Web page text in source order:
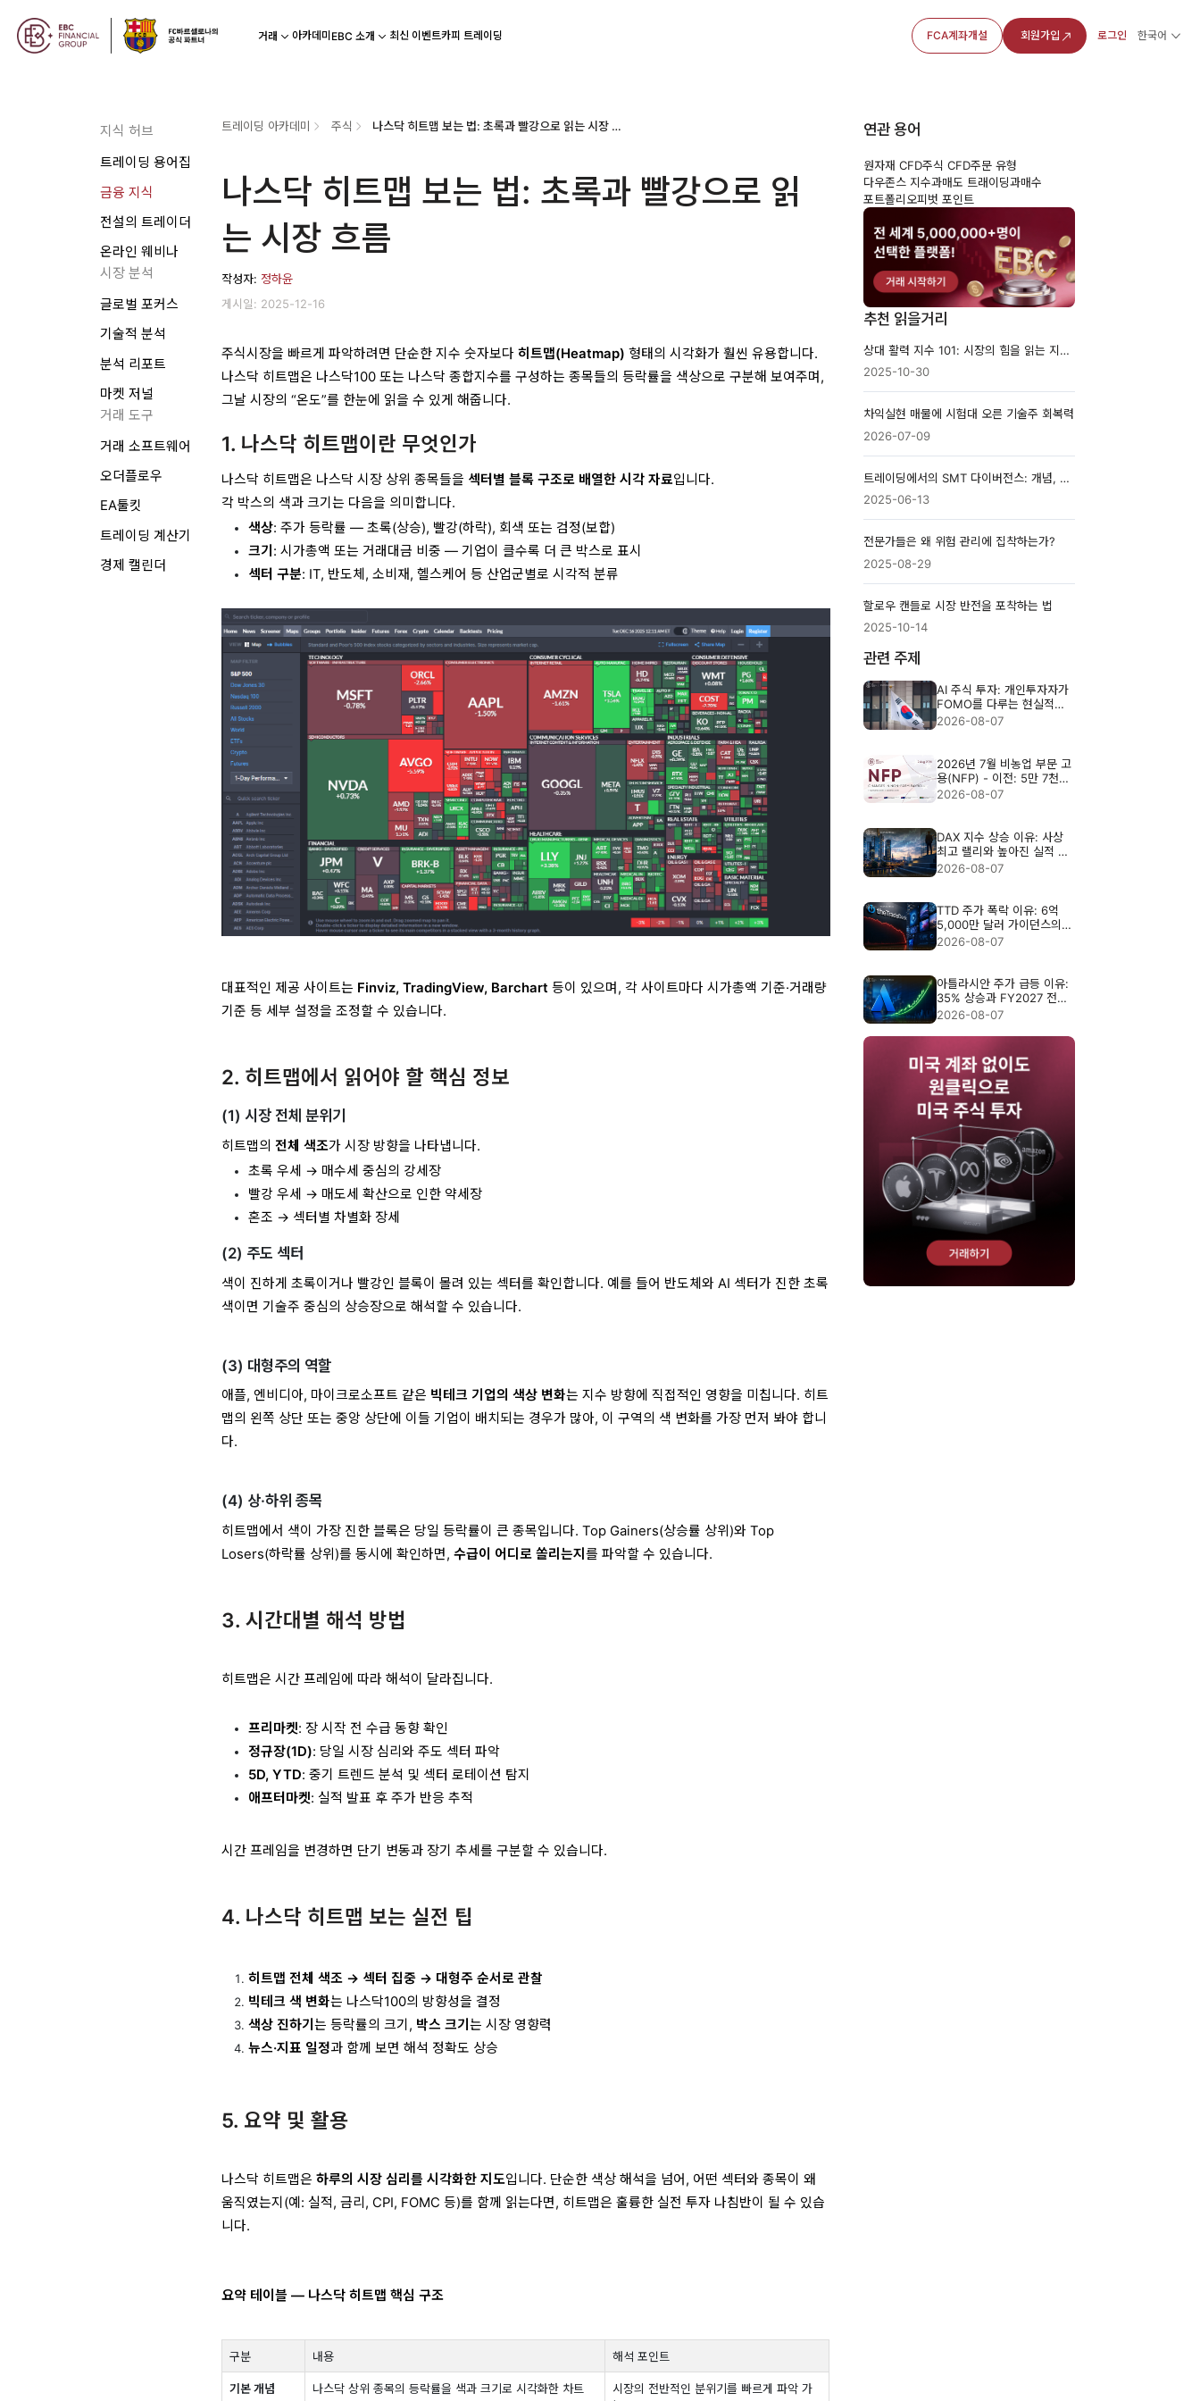
거래 아카데미 EBC 소개 최신 이벤트카피 트레이딩 FCA계좌개설 회원가입 로그인 한국어
지식 허브
트레이딩 용어집
금융 지식
전설의 트레이더
온라인 웨비나
시장 분석
글로벌 포커스
기술적 분석
분석 리포트
마켓 저널
거래 도구
거래 소프트웨어
오더플로우
EA툴킷
트레이딩 계산기
경제 캘린더
트레이딩 아카데미 주식 나스닥 히트맵 보는 법: 초록과 빨강으로 읽는 시장 흐름
나스닥 히트맵 보는 법: 초록과 빨강으로 읽
는 시장 흐름
작성자: 정하윤
게시일: 2025-12-16
주식시장을 빠르게 파악하려면 단순한 지수 숫자보다히트맵(Heatmap) 형태의 시각화가 훨씬 유용합니다.
나스닥 히트맵은 나스닥100 또는 나스닥 종합지수를 구성하는 종목들의 등락률을 색상으로 구분해 보여주며,
그날 시장의 “온도”를 한눈에 읽을 수 있게 해줍니다.
1. 나스닥 히트맵이란 무엇인가
나스닥 히트맵은 나스닥 시장 상위 종목들을 섹터별 블록 구조로 배열한 시각 자료입니다.
각 박스의 색과 크기는 다음을 의미합니다.
색상: 주가 등락률 — 초록(상승), 빨강(하락), 회색 또는 검정(보합)
크기 : 시가총액 또는 거래대금 비중 — 기업이 클수록 더 큰 박스로 표시
섹터 구분: IT, 반도체, 소비재, 헬스케어 등 산업군별로 시각적 분류
대표적인 제공 사이트는 Finviz, TradingView, Barchart 등이 있으며, 각 사이트마다 시가총액 기준·거래량
기준 등 세부 설정을 조정할 수 있습니다.
2. 히트맵에서 읽어야 할 핵심 정보
(1) 시장 전체 분위기
히트맵의전체 색조가 시장 방향을 나타냅니다.
초록 우세 → 매수세 중심의 강세장
빨강 우세 → 매도세 확산으로 인한 약세장
혼조 → 섹터별 차별화 장세
(2) 주도 섹터
색이 진하게 초록이거나 빨강인 블록이 몰려 있는 섹터를 확인합니다. 예를 들어 반도체와 AI 섹터가 진한 초록
색이면 기술주 중심의 상승장으로 해석할 수 있습니다.
(3) 대형주의 역할
애플, 엔비디아, 마이크로소프트 같은 빅테크 기업의 색상 변화는 지수 방향에 직접적인 영향을 미칩니다. 히트
맵의 왼쪽 상단 또는 중앙 상단에 이들 기업이 배치되는 경우가 많아, 이 구역의 색 변화를 가장 먼저 봐야 합니
다.
(4) 상·하위 종목
히트맵에서 색이 가장 진한 블록은 당일 등락률이 큰 종목입니다. Top Gainers(상승률 상위)와 Top
Losers(하락률 상위)를 동시에 확인하면,수급이 어디로 쏠리는지를 파악할 수 있습니다.
3. 시간대별 해석 방법
히트맵은 시간 프레임에 따라 해석이 달라집니다.
프리마켓: 장 시작 전 수급 동향 확인
정규장(1D): 당일 시장 심리와 주도 섹터 파악
5D, YTD: 중기 트렌드 분석 및 섹터 로테이션 탐지
애프터마켓: 실적 발표 후 주가 반응 추적
시간 프레임을 변경하면 단기 변동과 장기 추세를 구분할 수 있습니다.
4. 나스닥 히트맵 보는 실전 팁
히트맵 전체 색조 → 섹터 집중 → 대형주 순서로 관찰
빅테크 색 변화는 나스닥100의 방향성을 결정
색상 진하기는 등락률의 크기, 박스 크기는 시장 영향력
뉴스·지표 일정과 함께 보면 해석 정확도 상승
5. 요약 및 활용
나스닥 히트맵은하루의 시장 심리를 시각화한 지도입니다. 단순한 색상 해석을 넘어, 어떤 섹터와 종목이 왜
움직였는지(예: 실적, 금리, CPI, FOMC 등)를 함께 읽는다면, 히트맵은 훌륭한 실전 투자 나침반이 될 수 있습
니다.
요약 테이블 — 나스닥 히트맵 핵심 구조
구분 내용 해석 포인트
기본 개념 나스닥 상위 종목의 등락률을 색과 크기로 시각화한 차트
시장의 전반적인 분위기를 빠르게 파악 가
연관 용어
원자재 CFD주식 CFD주문 유형
다우존스 지수과매도 트래이딩과매수
포트폴리오피벗 포인트
추천 읽을거리
상대 활력 지수 101: 시장의 힘을 읽는 지표 이해하기
2025-10-30
차익실현 매물에 시험대 오른 기술주 회복력
2026-07-09
트레이딩에서의 SMT 다이버전스: 개념, 차트 분석 및 추천 통화쌍
2025-06-13
전문가들은 왜 위험 관리에 집착하는가?
2025-08-29
할로우 캔들로 시장 반전을 포착하는 법
2025-10-14
관련 주제
AI 주식 투자: 개인투자자가
FOMO를 다루는 현실적인
방법
2026-08-07
2026년 7월 비농업 부문 고
용(NFP) - 이전: 5만 7천
명, 예상: 8만 3천 명
2026-08-07
DAX 지수 상승 이유: 사상
최고 랠리와 높아진 실적 기
준
2026-08-07
TTD 주가 폭락 이유: 6억
5,000만 달러 가이던스의
충격
2026-08-07
아틀라시안 주가 급등 이유:
35% 상승과 FY2027 전망
분석
2026-08-07